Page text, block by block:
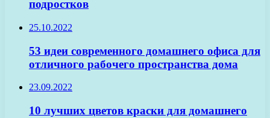
подростков
25.10.2022
53 идеи современного домашнего офиса для
отличного рабочего пространства дома
23.09.2022
10 лучших цветов краски для домашнего